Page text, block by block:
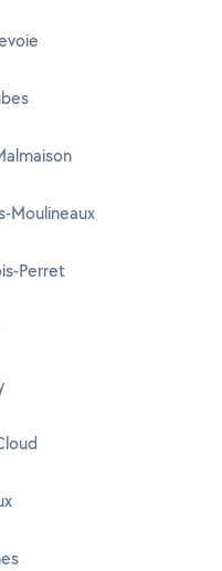
Moulineaux
Perret